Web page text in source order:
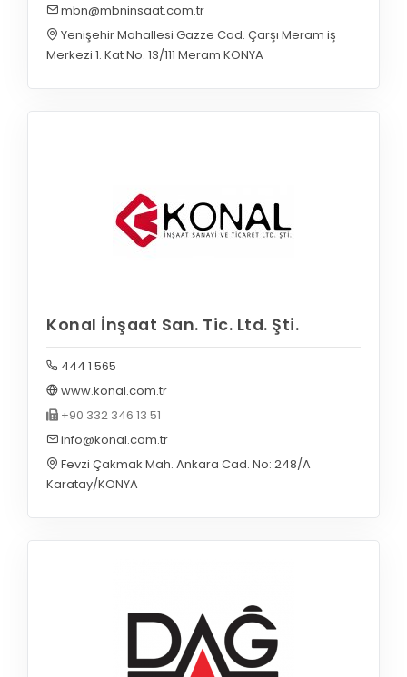
mbn@mbninsaat.com.tr
Yenişehir Mahallesi Gazze Cad. Çarşı Meram iş
Merkezi 1. Kat No. 13/111 Meram KONYA
Konal İnşaat San. Tic. Ltd. Şti.
444 1 565
www.konal.com.tr
+90 332 346 13 51
info@konal.com.tr
Fevzi Çakmak Mah. Ankara Cad. No: 248/A
Karatay/KONYA